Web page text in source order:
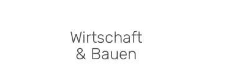
Wirtschaft
& Bauen